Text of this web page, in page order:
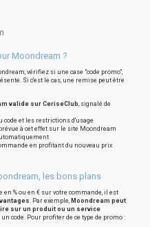
Moondream ?
vérifiez si une case "code promo",
Si c'est le cas, une remise peut être
valide sur CeriseClub, signalé de
et les restrictions d'usage
à cet effet sur le site Moondream
en profitant du nouveau prix
les bons plans
en % ou en € sur votre commande, il est
. Par exemple, Moondream peut
sur un produit ou un service
code. Pour profiter de ce type de promo :